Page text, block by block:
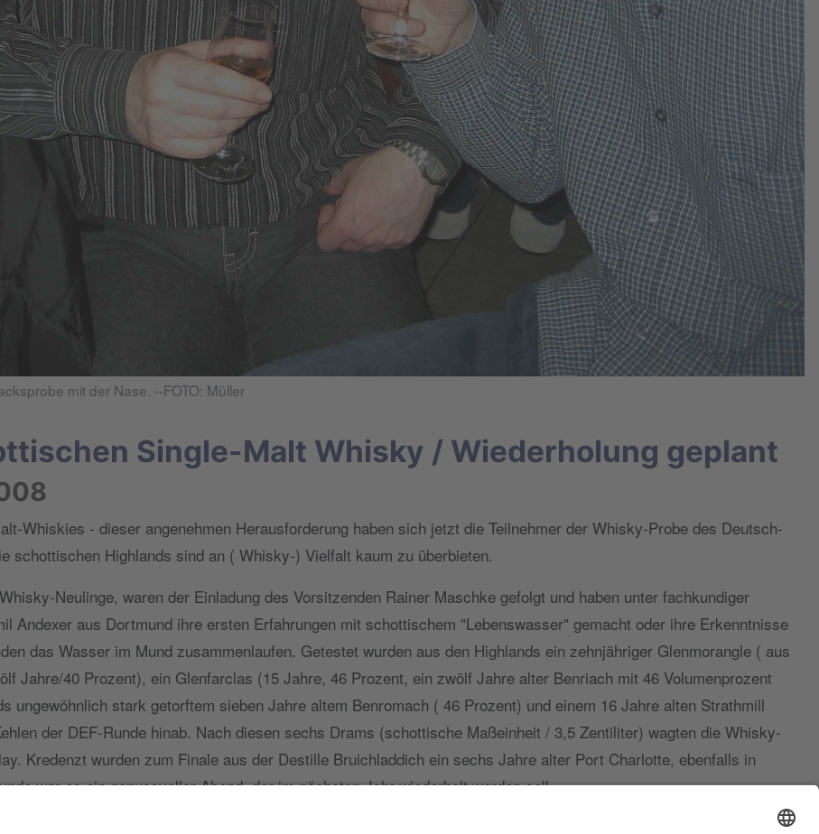
mit der Nase. --FOTO: Müller
Single-Malt Whisky / Wiederholung geplant
Whiskies - dieser angenehmen Herausforderung haben sich jetzt die Teilnehmer der Whisky-Probe des Deutsch-
schottischen Highlands sind an ( Whisky-) Vielfalt kaum zu überbieten.
Neulinge, waren der Einladung des Vorsitzenden Rainer Maschke gefolgt und haben unter fachkundiger
Andexer aus Dortmund ihre ersten Erfahrungen mit schottischem "Lebenswasser" gemacht oder ihre Erkenntnisse
das Wasser im Mund zusammenlaufen. Getestet wurden aus den Highlands ein zehnjähriger Glenmorangle ( aus
Jahre/40 Prozent), ein Glenfarclas (15 Jahre, 46 Prozent, ein zwölf Jahre alter Benriach mit 46 Volumenprozent
ungewöhnlich stark getorftem sieben Jahre altem Benromach ( 46 Prozent) und einem 16 Jahre alten Strathmill
der DEF-Runde hinab. Nach diesen sechs Drams (schottische Maßeinheit / 3,5 Zentiliter) wagten die Whisky-
Kredenzt wurden zum Finale aus der Destille Bruichladdich ein sechs Jahre alter Port Charlotte, ebenfalls in
war es ein genussvoller Abend, der im nächsten Jahr wiederholt werden soll.